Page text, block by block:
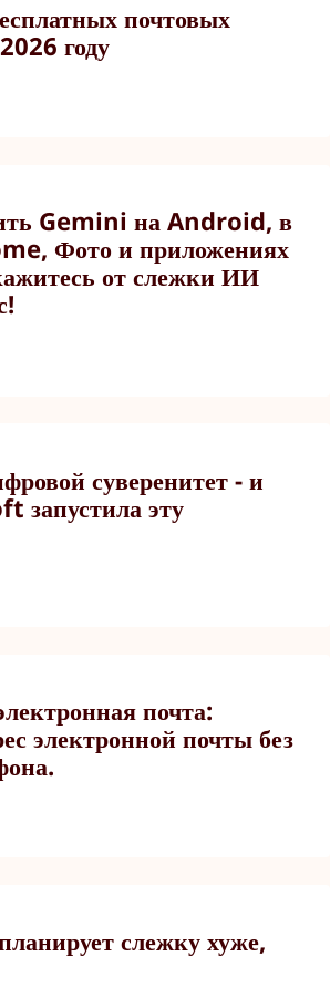
почтовых
году
Gemini на Android, в
Фото и приложениях
от слежки ИИ
суверенитет - и
запустила эту
почта:
электронной почты без
слежку хуже,